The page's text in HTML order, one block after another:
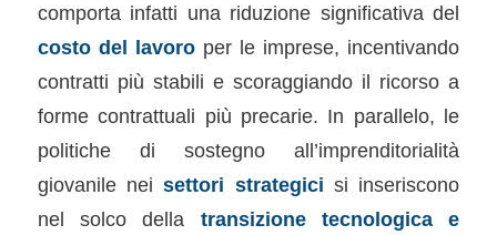
comporta infatti una riduzione significativa del
costo del lavoroper le imprese, incentivando
contratti più stabili e scoraggiando il ricorso a
forme contrattuali più precarie. In parallelo, le
politiche di sostegno all’imprenditorialità
giovanile neisettori strategici si inseriscono
nel solco della transizione tecnologica e